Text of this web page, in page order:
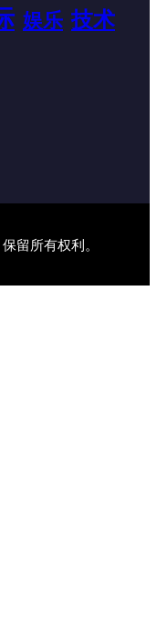
娱乐 技术
留所有权利。